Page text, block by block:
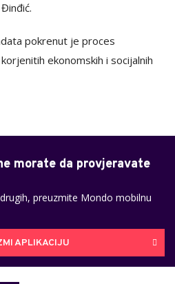
pokrenut je proces
ekonomskih i socijalnih
morate da provjeravate
preuzmite Mondo mobilnu
APLIKACIJU